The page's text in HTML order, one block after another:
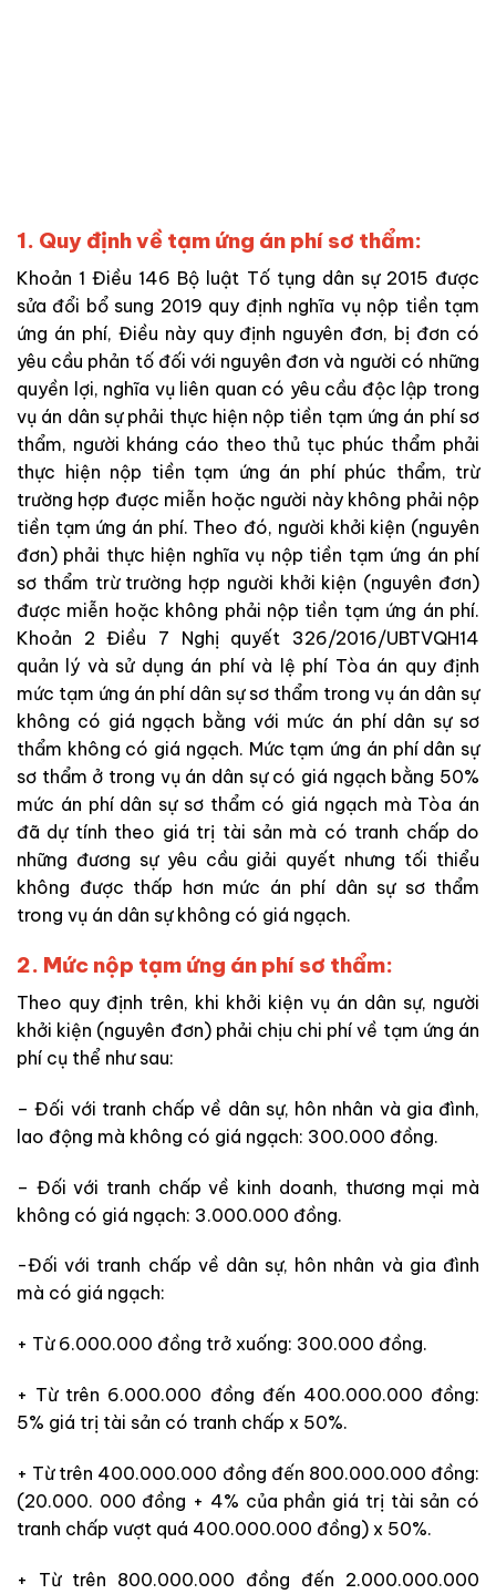
1. Quy định về tạm ứng án phí sơ thẩm:
Khoản 1 Điều 146 Bộ luật Tố tụng dân sự 2015 được
sửa đổi bổ sung 2019 quy định nghĩa vụ nộp tiền tạm
ứng án phí, Điều này quy định nguyên đơn, bị đơn có
yêu cầu phản tố đối với nguyên đơn và người có những
quyền lợi, nghĩa vụ liên quan có yêu cầu độc lập trong
vụ án dân sự phải thực hiện nộp tiền tạm ứng án phí sơ
thẩm, người kháng cáo theo thủ tục phúc thẩm phải
thực hiện nộp tiền tạm ứng án phí phúc thẩm, trừ
trường hợp được miễn hoặc người này không phải nộp
tiền tạm ứng án phí. Theo đó, người khởi kiện (nguyên
đơn) phải thực hiện nghĩa vụ nộp tiền tạm ứng án phí
sơ thẩm trừ trường hợp người khởi kiện (nguyên đơn)
được miễn hoặc không phải nộp tiền tạm ứng án phí.
Khoản 2 Điều 7 Nghị quyết 326/2016/UBTVQH14
quản lý và sử dụng án phí và lệ phí Tòa án quy định
mức tạm ứng án phí dân sự sơ thẩm trong vụ án dân sự
không có giá ngạch bằng với mức án phí dân sự sơ
thẩm không có giá ngạch. Mức tạm ứng án phí dân sự
sơ thẩm ở trong vụ án dân sự có giá ngạch bằng 50%
mức án phí dân sự sơ thẩm có giá ngạch mà Tòa án
đã dự tính theo giá trị tài sản mà có tranh chấp do
những đương sự yêu cầu giải quyết nhưng tối thiểu
không được thấp hơn mức án phí dân sự sơ thẩm
trong vụ án dân sự không có giá ngạch.
2. Mức nộp tạm ứng án phí sơ thẩm:
Theo quy định trên, khi khởi kiện vụ án dân sự, người
khởi kiện (nguyên đơn) phải chịu chi phí về tạm ứng án
phí cụ thể như sau:
– Đối với tranh chấp về dân sự, hôn nhân và gia đình,
lao động mà không có giá ngạch: 300.000 đồng.
– Đối với tranh chấp về kinh doanh, thương mại mà
không có giá ngạch: 3.000.000 đồng.
-Đối với tranh chấp về dân sự, hôn nhân và gia đình
mà có giá ngạch:
+ Từ 6.000.000 đồng trở xuống: 300.000 đồng.
+ Từ trên 6.000.000 đồng đến 400.000.000 đồng:
5% giá trị tài sản có tranh chấp x 50%.
+ Từ trên 400.000.000 đồng đến 800.000.000 đồng:
(20.000. 000 đồng + 4% của phần giá trị tài sản có
tranh chấp vượt quá 400.000.000 đồng) x 50%.
+ Từ trên 800.000.000 đồng đến 2.000.000.000